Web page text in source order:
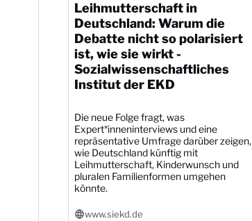
Leihmutterschaft in
Deutschland: Warum die
Debatte nicht so polarisiert
ist, wie sie wirkt -
Sozialwissenschaftliches
Institut der EKD
Die neue Folge fragt, was
Expert*inneninterviews und eine
repräsentative Umfrage darüber zeigen,
wie Deutschland künftig mit
Leihmutterschaft, Kinderwunsch und
pluralen Familienformen umgehen
könnte.
www.siekd.de